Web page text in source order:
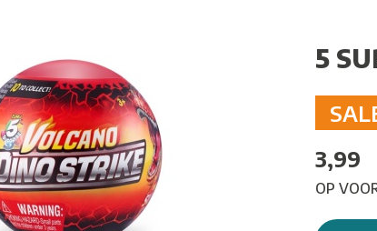
5
3,99
OP